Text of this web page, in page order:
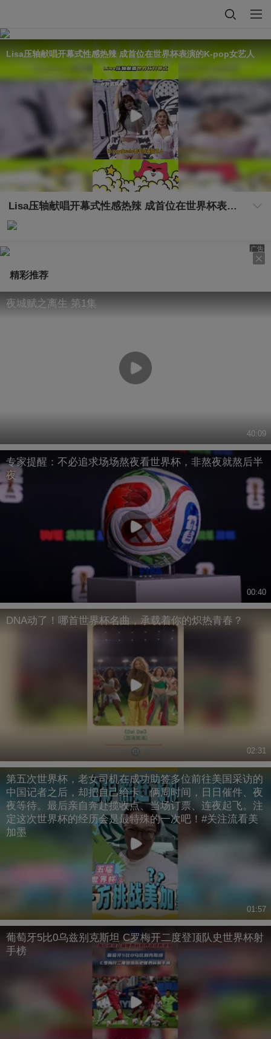
Lisa压轴献唱开幕式性感热辣 成首位在世界杯表演的K-pop女艺人
Lisa压轴献唱开幕式性感热辣 成首位在世界杯表演的K-pop女艺人
广告
精彩推荐
夜城赋之离生 第1集
40:09
专家提醒：不必追求场场熬夜看世界杯，非熬夜就熬后半
夜
00:40
DNA动了！哪首世界杯名曲，承载着你的炽热青春？
02:31
第五次世界杯，老女司机在成功助签多位前往美国采访的
中国记者之后，却把自己给卡。俩周时间，日日催件、夜
夜等待。最后亲自奔赴揽收点、当场订票、连夜起飞。注
定这次世界杯的经历会是最特殊的一次吧！#关注流看美
加墨
01:57
葡萄牙5比0乌兹别克斯坦 C罗梅开二度登顶队史世界杯射
手榜